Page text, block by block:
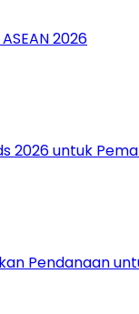
2026
untuk
Pendanaan